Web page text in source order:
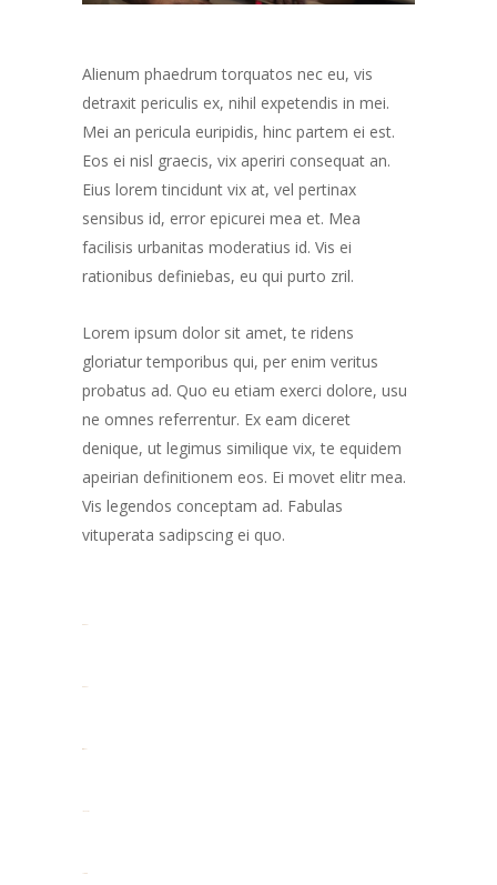
Alienum phaedrum torquatos nec eu, vis
detraxit periculis ex, nihil expetendis in mei.
Mei an pericula euripidis, hinc partem ei est.
Eos ei nisl graecis, vix aperiri consequat an.
Eius lorem tincidunt vix at, vel pertinax
sensibus id, error epicurei mea et. Mea
facilisis urbanitas moderatius id. Vis ei
rationibus definiebas, eu qui purto zril.
Lorem ipsum dolor sit amet, te ridens
gloriatur temporibus qui, per enim veritus
probatus ad. Quo eu etiam exerci dolore, usu
ne omnes referrentur. Ex eam diceret
denique, ut legimus similique vix, te equidem
apeirian definitionem eos. Ei movet elitr mea.
Vis legendos conceptam ad. Fabulas
vituperata sadipscing ei quo.